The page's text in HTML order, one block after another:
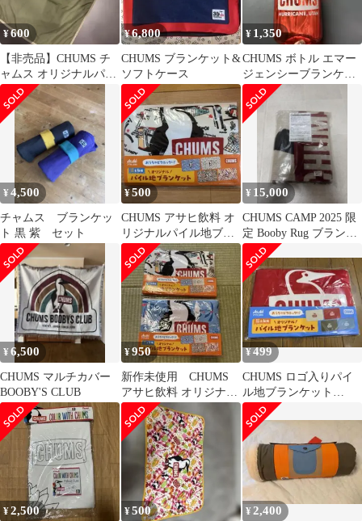
¥600
【非売品】CHUMS チ
ャムス オリジナルパイ
ル地ブランケット カ
ーキ
¥6,800
CHUMS ブランケット&
ソフトケース
¥ 1,350
CHUMS ボトル エマー
ジェンシーブランケッ
ト付
¥4,500
チャムス ブランケッ
ト 黒 紫 セット
¥500
CHUMS アサヒ飲料 オ
リジナルパイル地ブラ
ンケット
¥ 15,000
CHUMS CAMP 2025 限
定 Booby Rug ブランケ
ット
¥6,500
CHUMS マルチカバー
BOOBY'S CLUB
¥950
新作未使用 CHUMS
アサヒ飲料 オリジナル
パイル地ブランケット
2枚セット
¥499
CHUMS ロゴ入りパイ
ル地ブランケット
500×800mm
¥2,500 ¥500 ¥ 2,400